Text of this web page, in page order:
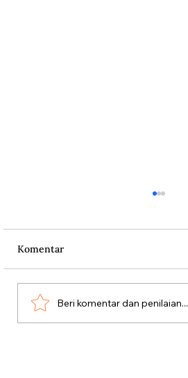
Komentar
Beri komentar dan penilaian...